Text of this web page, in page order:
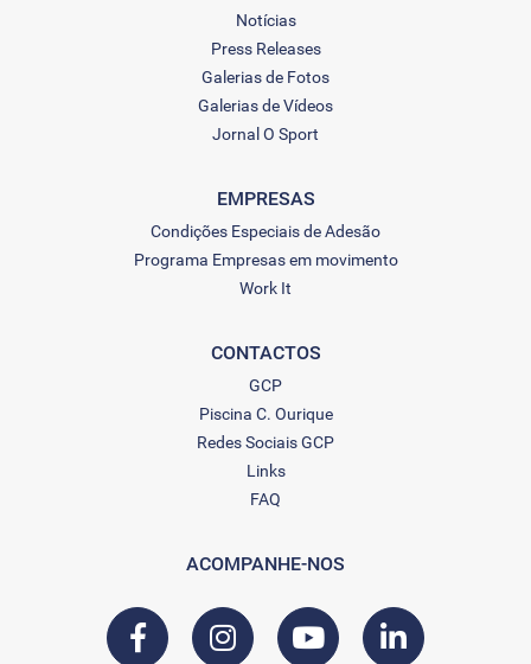
Notícias
Press Releases
Galerias de Fotos
Galerias de Vídeos
Jornal O Sport
EMPRESAS
Condições Especiais de Adesão
Programa Empresas em movimento
Work It
CONTACTOS
GCP
Piscina C. Ourique
Redes Sociais GCP
Links
FAQ
ACOMPANHE-NOS